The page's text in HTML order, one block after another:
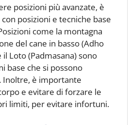
posizioni più avanzate, è
posizioni e tecniche base
come la montagna
del cane in basso (Adho
il Loto (Padmasana) sono
base che si possono
Inoltre, è importante
e evitare di forzare le
limiti, per evitare infortuni.